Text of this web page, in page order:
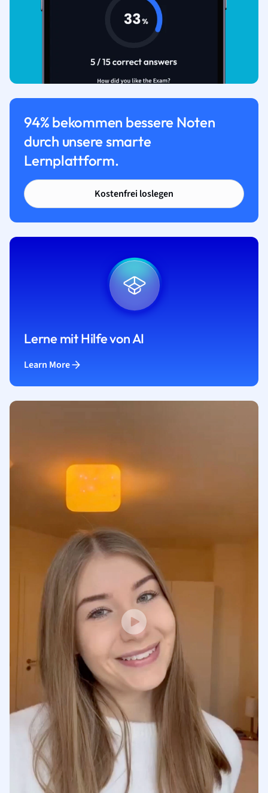
94% bekommen bessere Noten
durch unsere smarte
Lernplattform.
Kostenfrei loslegen
Lerne mit Hilfe von AI
Learn More